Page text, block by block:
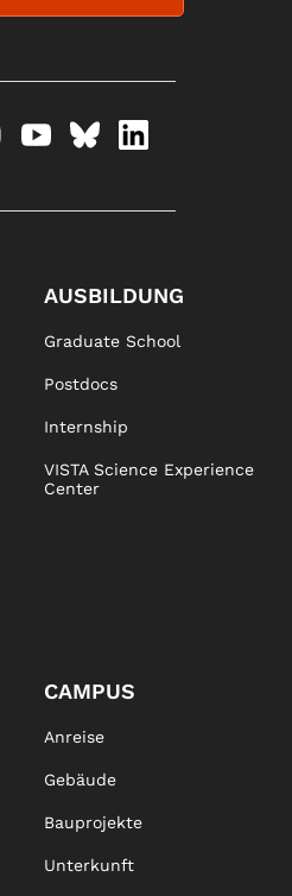
AUSBILDUNG
Graduate School
Postdocs
Internship
VISTA Science Experience
Center
CAMPUS
Anreise
Gebäude
Bauprojekte
Unterkunft